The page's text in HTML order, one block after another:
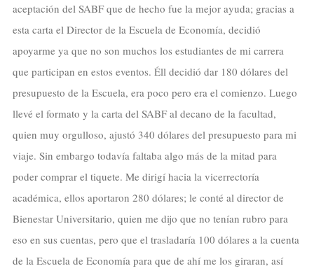
aceptación del SABF que de hecho fue la mejor ayuda; gracias a
esta carta el Director de la Escuela de Economía, decidió
apoyarme ya que no son muchos los estudiantes de mi carrera
que participan en estos eventos. Éll decidió dar 180 dólares del
presupuesto de la Escuela, era poco pero era el comienzo. Luego
llevé el formato y la carta del SABF al decano de la facultad,
quien muy orgulloso, ajustó 340 dólares del presupuesto para mi
viaje. Sin embargo todavía faltaba algo más de la mitad para
poder comprar el tiquete. Me dirigí hacia la vicerrectoría
académica, ellos aportaron 280 dólares; le conté al director de
Bienestar Universitario, quien me dijo que no tenían rubro para
eso en sus cuentas, pero que el trasladaría 100 dólares a la cuenta
de la Escuela de Economía para que de ahí me los giraran, así